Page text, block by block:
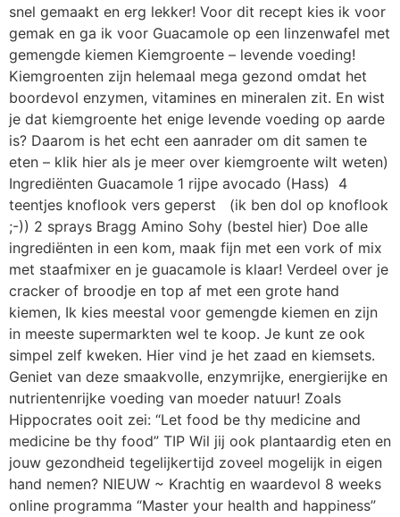
snel gemaakt en erg lekker! Voor dit recept kies ik voor
gemak en ga ik voor Guacamole op een linzenwafel met
gemengde kiemen Kiemgroente – levende voeding!
Kiemgroenten zijn helemaal mega gezond omdat het
boordevol enzymen, vitamines en mineralen zit. En wist
je dat kiemgroente het enige levende voeding op aarde
is? Daarom is het echt een aanrader om dit samen te
eten – klik hier als je meer over kiemgroente wilt weten)
Ingrediënten Guacamole 1 rijpe avocado (Hass) 4
teentjes knoflook vers geperst (ik ben dol op knoflook
;-)) 2 sprays Bragg Amino Sohy (bestel hier) Doe alle
ingrediënten in een kom, maak fijn met een vork of mix
met staafmixer en je guacamole is klaar! Verdeel over je
cracker of broodje en top af met een grote hand
kiemen, Ik kies meestal voor gemengde kiemen en zijn
in meeste supermarkten wel te koop. Je kunt ze ook
simpel zelf kweken. Hier vind je het zaad en kiemsets.
Geniet van deze smaakvolle, enzymrijke, energierijke en
nutrientenrijke voeding van moeder natuur! Zoals
Hippocrates ooit zei: “Let food be thy medicine and
medicine be thy food” TIP Wil jij ook plantaardig eten en
jouw gezondheid tegelijkertijd zoveel mogelijk in eigen
hand nemen? NIEUW ~ Krachtig en waardevol 8 weeks
online programma “Master your health and happiness”